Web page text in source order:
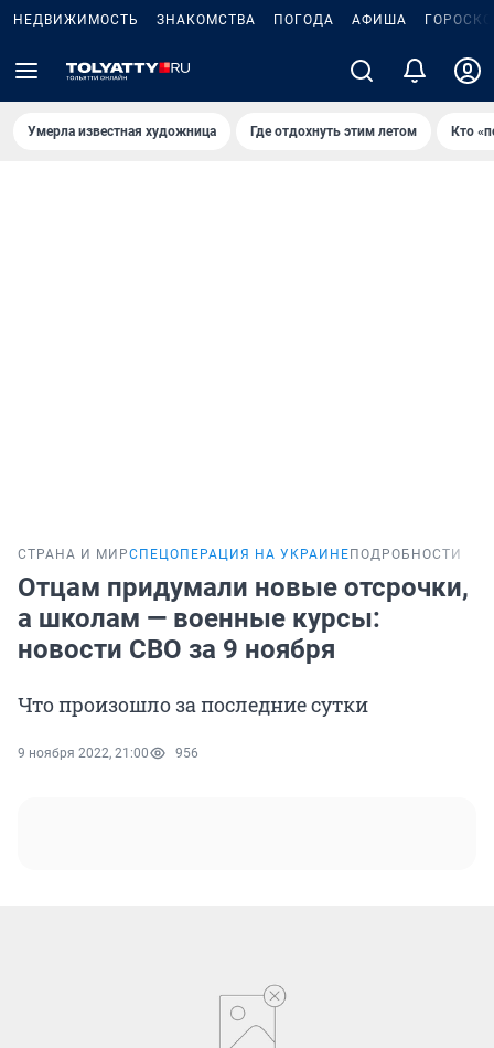
НЕДВИЖИМОСТЬ ЗНАКОМСТВА ПОГОДА АФИША
Умерла известная художница Где отдохнуть этим летом Кто
СТРАНА И МИРСПЕЦОПЕРАЦИЯ НА УКРАИНЕ ПОДРОБНОСТИ
Отцам придумали новые отсрочки,
а школам — военные курсы:
новости СВО за 9 ноября
Что произошло за последние сутки
9 ноября 2022, 21:00 956